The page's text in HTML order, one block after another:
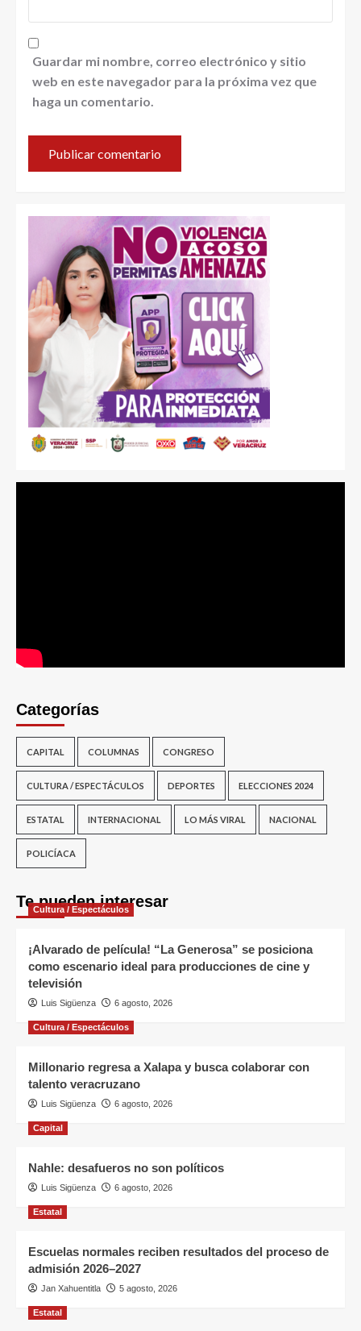
Guardar mi nombre, correo electrónico y sitio
web en este navegador para la próxima vez que
haga un comentario.
Categorías
CAPITAL COLUMNAS CONGRESO
CULTURA / ESPECTÁCULOS DEPORTES ELECCIONES 2024
ESTATAL INTERNACIONAL LO MÁS VIRAL NACIONAL
POLICÍACA
Te pueden interesar
Cultura / Espectáculos
¡Alvarado de película! “La Generosa” se posiciona
como escenario ideal para producciones de cine y
televisión
Luis Sigüenza 6 agosto, 2026
Cultura / Espectáculos
Millonario regresa a Xalapa y busca colaborar con
talento veracruzano
Luis Sigüenza 6 agosto, 2026
Capital
Nahle: desafueros no son políticos
Luis Sigüenza 6 agosto, 2026
Estatal
Escuelas normales reciben resultados del proceso de
admisión 2026–2027
Jan Xahuentitla 5 agosto, 2026
Estatal